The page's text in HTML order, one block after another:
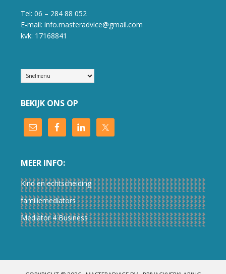
Tel: 06 – 284 88 052
E-mail: info.masteradvice@gmail.com
kvk: 17168841
BEKIJK ONS OP
MEER INFO:
Kind en echtscheiding
familiemediators
Mediator 4 Business